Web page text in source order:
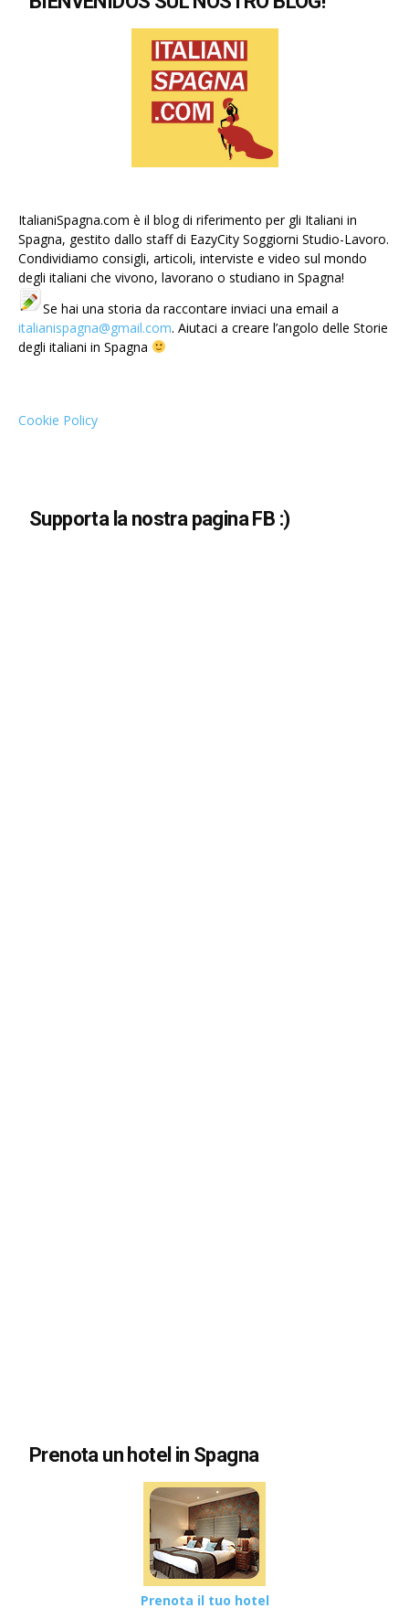
ItalianiSpagna.com è il blog di riferimento per gli Italiani in
Spagna, gestito dallo staff di EazyCity Soggiorni Studio-Lavoro.
Condividiamo consigli, articoli, interviste e video sul mondo
degli italiani che vivono, lavorano o studiano in Spagna!
Se hai una storia da raccontare inviaci una email a
italianispagna@gmail.com. Aiutaci a creare l’angolo delle Storie
degli italiani in Spagna
Cookie Policy
Supporta la nostra pagina FB :)
Prenota un hotel in Spagna
Prenota il tuo hotel